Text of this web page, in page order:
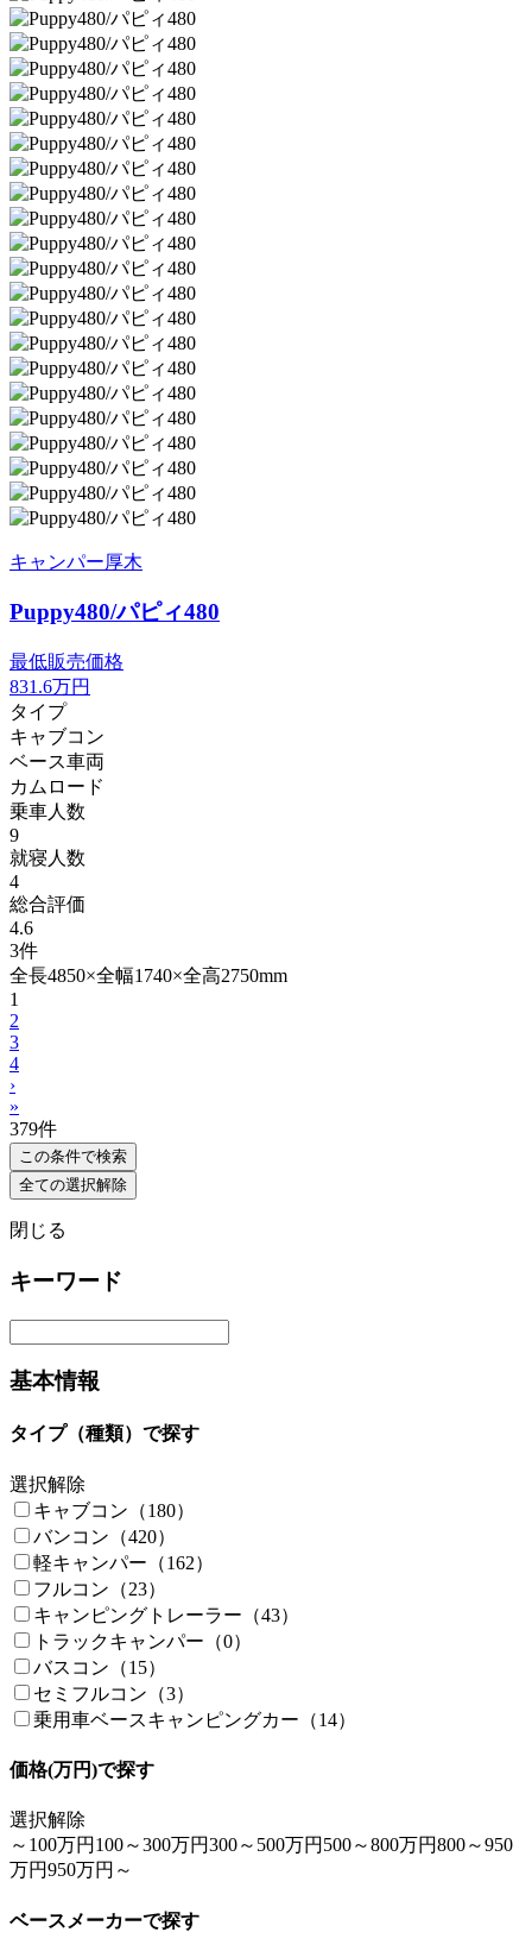
キャンパー厚木
Puppy480/パピィ480
最低販売価格
831.6万円
タイプ
キャブコン
ベース車両
カムロード
乗車人数
9
就寝人数
4
総合評価
4.6
3件
全長4850×全幅1740×全高2750mm
1
2
3
4
›
»
379件
この条件で検索
全ての選択解除
閉じる
キーワード
基本情報
タイプ（種類）で探す
選択解除
キャブコン（180）
バンコン（420）
軽キャンパー（162）
フルコン（23）
キャンピングトレーラー（43）
トラックキャンパー（0）
バスコン（15）
セミフルコン（3）
乗用車ベースキャンピングカー（14）
価格(万円)で探す
選択解除
～100万円 100～300万円300～500万円 500～800万円800～950
万円950万円～
ベースメーカーで探す